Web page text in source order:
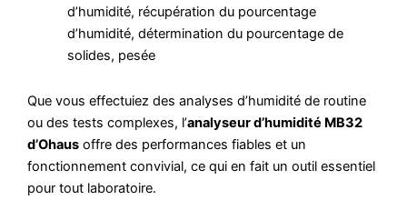
d’humidité, récupération du pourcentage
d’humidité, détermination du pourcentage de
solides, pesée
Que vous effectuiez des analyses d’humidité de routine
ou des tests complexes, l’analyseur d’humidité MB32
d’Ohaus offre des performances fiables et un
fonctionnement convivial, ce qui en fait un outil essentiel
pour tout laboratoire.